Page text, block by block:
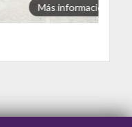
Más información